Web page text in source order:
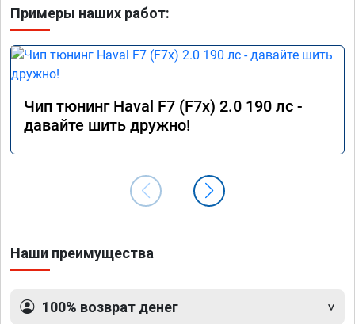
Примеры наших работ:
Чип тюнинг Haval F7 (F7x) 2.0 190 лс -
давайте шить дружно!
Наши преимущества
100% возврат денег